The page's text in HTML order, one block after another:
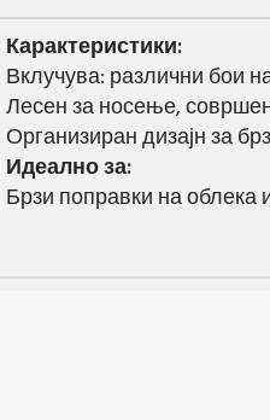
Карактеристики:
Вклучува: различни бои
Лесен за носење,
Организиран дизајн за
Идеално за:
Брзи поправки на облека